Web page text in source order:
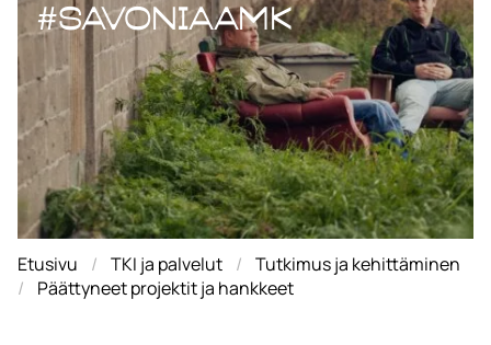
#savoniaAMK
Etusivu TKI ja palvelut
Tutkimus ja kehittäminen
Päättyneet projektit ja hankkeet